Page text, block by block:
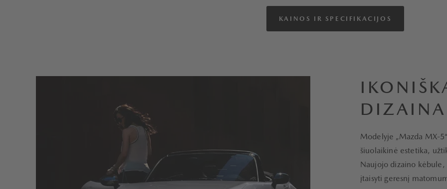
KAINOS IR SPECIFIKACIJOS
Modelyje „Mazda MX-
šiuolaikinė estetika,
Naujojo dizaino kėbule,
įtaisyti geresnį